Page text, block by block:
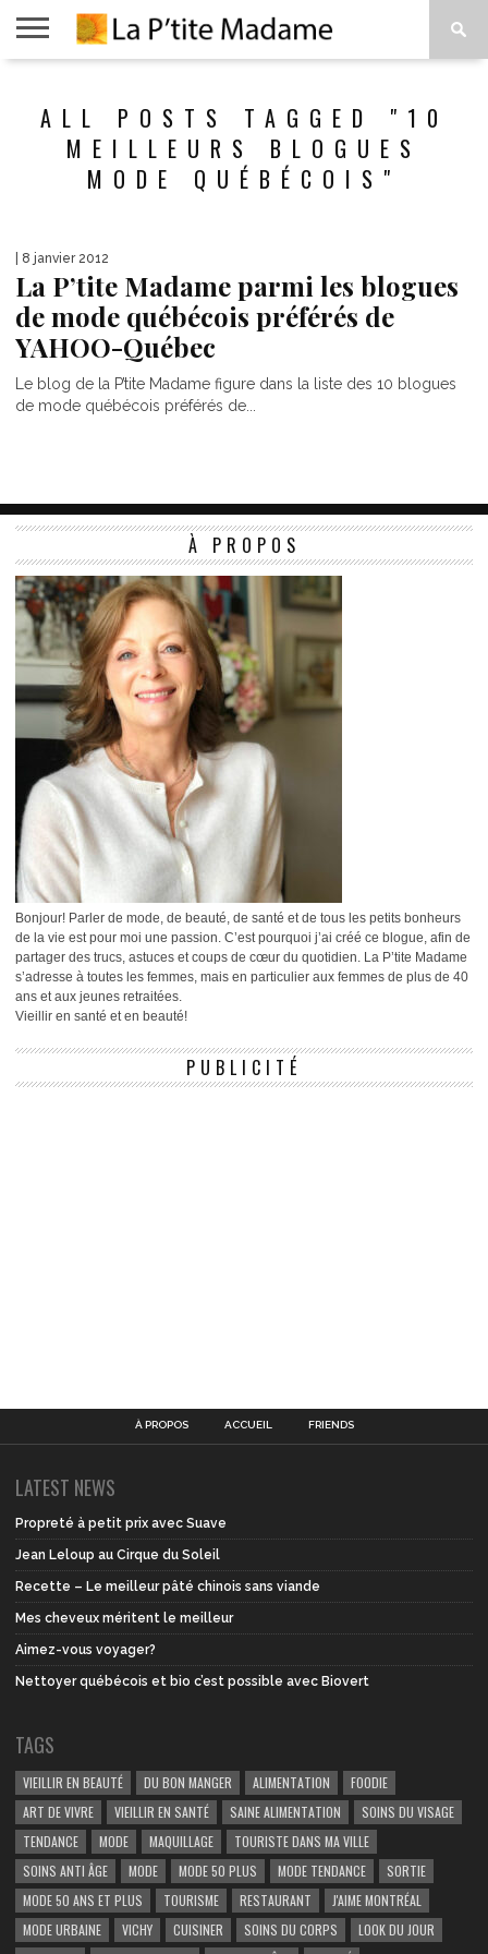
DE
VIVRE
PROPOS
ALL POSTS TAGGED "10
MEILLEURS BLOGUES
MODE QUÉBÉCOIS"
| 8 janvier 2012
La P’tite Madame parmi les blogues
de mode québécois préférés de
YAHOO-Québec
Le blog de la P’tite Madame figure dans la liste des 10 blogues
de mode québécois préférés de...
À PROPOS
Bonjour! Parler de mode, de beauté, de santé et de tous les petits bonheurs
de la vie est pour moi une passion. C’est pourquoi j’ai créé ce blogue, afin de
partager des trucs, astuces et coups de cœur du quotidien. La P’tite Madame
s’adresse à toutes les femmes, mais en particulier aux femmes de plus de 40
ans et aux jeunes retraitées.
Vieillir en santé et en beauté!
PUBLICITÉ
À PROPOS ACCUEIL FRIENDS
LATEST NEWS
Propreté à petit prix avec Suave
Jean Leloup au Cirque du Soleil
Recette – Le meilleur pâté chinois sans viande
Mes cheveux méritent le meilleur
Aimez-vous voyager?
Nettoyer québécois et bio c’est possible avec Biovert
TAGS
VIEILLIR EN BEAUTÉ DU BON MANGER ALIMENTATION
FOODIE
ART DE VIVRE
VIEILLIR EN SANTÉ SAINE ALIMENTATION
SOINS DU VISAGE
TENDANCE
MODE MAQUILLAGE
TOURISTE DANS MA VILLE
SOINS ANTI ÂGE
MODE MODE 50 PLUS MODE TENDANCE
SORTIE
MODE 50 ANS ET PLUS
TOURISME RESTAURANT
J'AIME MONTRÉAL
MODE URBAINE
VICHY CUISINER SOINS DU CORPS
LOOK DU JOUR